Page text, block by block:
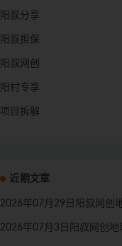
阳叔分享
阳叔担保
阳叔网创
阳村专享
项目拆解
近期文章
2026年07月29日阳叔网创
2026年07月3日阳叔网创地